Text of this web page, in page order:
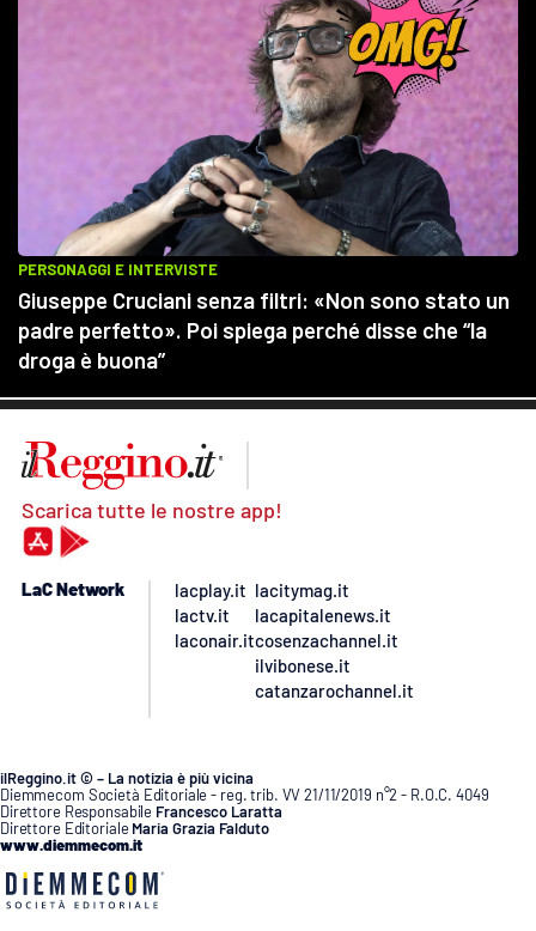
Scarica tutte le nostre app!
LaC Network
lacplay.it
lactv.it
laconair.it
lacitymag.it
lacapitalenews.it
cosenzachannel.it
ilvibonese.it
catanzarochannel.it
ilReggino.it © – La notizia è più vicina
Diemmecom Società Editoriale - reg. trib. VV 21/11/2019 n°2 - R.O.C. 4049
Direttore Responsabile Francesco Laratta
Direttore Editoriale Maria Grazia Falduto
www.diemmecom.it